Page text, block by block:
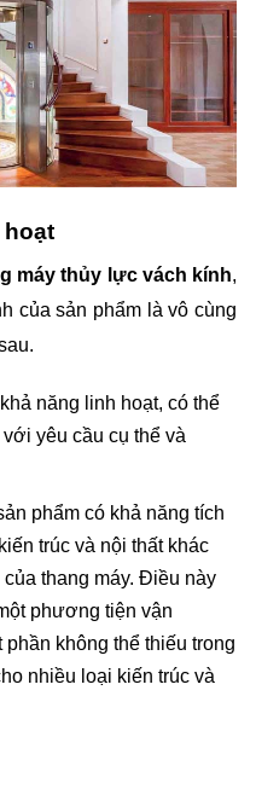
hoạt
máy thủy lực vách kính,
của sản phẩm là vô cùng
năng linh hoạt, có thể
yêu cầu cụ thể và
phẩm có khả năng tích
trúc và nội thất khác
thang máy. Điều này
phương tiện vận
không thể thiếu trong
nhiều loại kiến trúc và